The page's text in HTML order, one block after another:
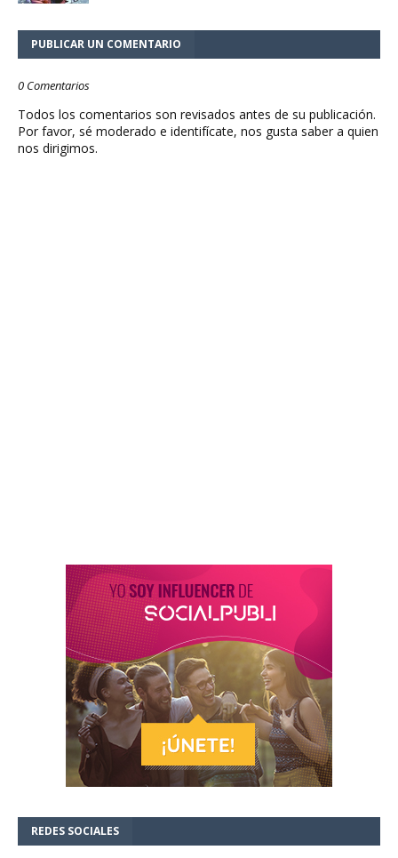
PUBLICAR UN COMENTARIO
0 Comentarios
Todos los comentarios son revisados antes de su publicación.
Por favor, sé moderado e identifícate, nos gusta saber a quien
nos dirigimos.
REDES SOCIALES